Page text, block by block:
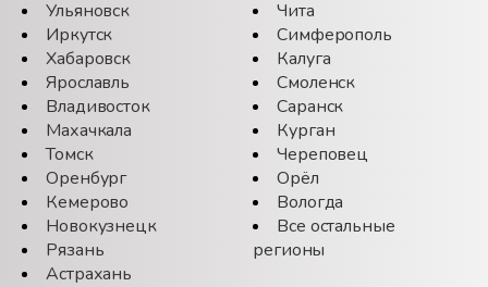
Ульяновск
Иркутск
Хабаровск
Ярославль
Владивосток
Махачкала
Томск
Оренбург
Кемерово
Новокузнецк
Рязань
Астрахань
Чита
Симферополь
Калуга
Смоленск
Саранск
Курган
Череповец
Орёл
Вологда
Все остальные
регионы